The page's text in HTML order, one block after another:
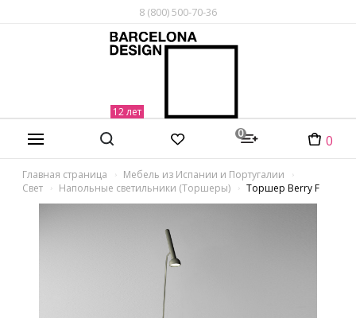
8 (800) 500-70-36
0 0
Главная страница
Мебель из Испании и Португалии
Свет
Напольные светильники (Торшеры) Торшер Berry F